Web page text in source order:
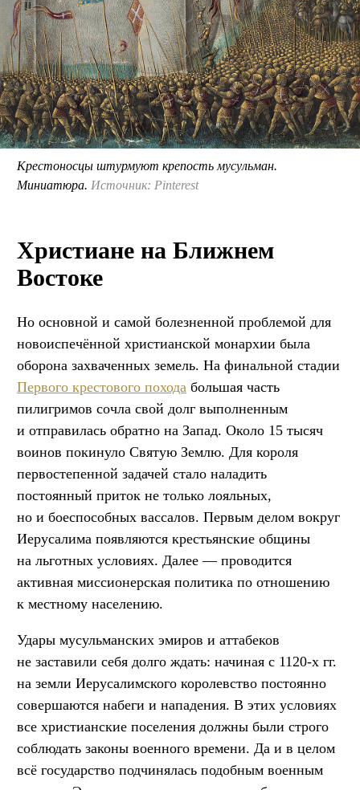
Крестоносцы штурмуют крепость мусульман.
Миниатюра. Источник: Pinterest
Христиане на Ближнем
Востоке
Но основной и самой болезненной проблемой для
новоиспечённой христианской монархии была
оборона захваченных земель. На финальной стадии
Первого крестового похода большая часть
пилигримов сочла свой долг выполненным
и отправилась обратно на Запад. Около 15 тысяч
воинов покинуло Святую Землю. Для короля
первостепенной задачей стало наладить
постоянный приток не только лояльных,
но и боеспособных вассалов. Первым делом вокруг
Иерусалима появляются крестьянские общины
на льготных условиях. Далее — проводится
активная миссионерская политика по отношению
к местному населению.
Удары мусульманских эмиров и аттабеков
не заставили себя долго ждать: начиная с 1120-х гг.
на земли Иерусалимского королевство постоянно
совершаются набеги и нападения. В этих условиях
все христианские поселения должны были строго
соблюдать законы военного времени. Да и в целом
всё государство подчинялась подобным военным